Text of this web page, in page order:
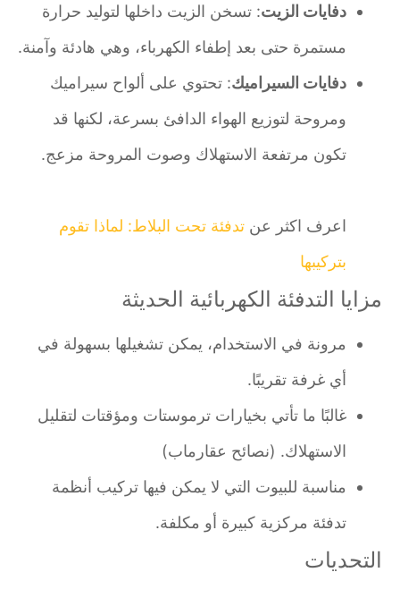
دفايات الزيت: تسخن الزيت داخلها لتوليد حرارة
مستمرة حتى بعد إطفاء الكهرباء، وهي هادئة وآمنة.
دفايات السيراميك: تحتوي على ألواح سيراميك
ومروحة لتوزيع الهواء الدافئ بسرعة، لكنها قد
تكون مرتفعة الاستهلاك وصوت المروحة مزعج.
اعرف اكثر عنتدفئة تحت البلاط: لماذا تقوم
بتركيبها
مزايا التدفئة الكهربائية الحديثة
مرونة في الاستخدام، يمكن تشغيلها بسهولة في
أي غرفة تقريبًا.
غالبًا ما تأتي بخيارات ترموستات ومؤقتات لتقليل
الاستهلاك. (نصائح عقارماب)
مناسبة للبيوت التي لا يمكن فيها تركيب أنظمة
تدفئة مركزية كبيرة أو مكلفة.
التحديات